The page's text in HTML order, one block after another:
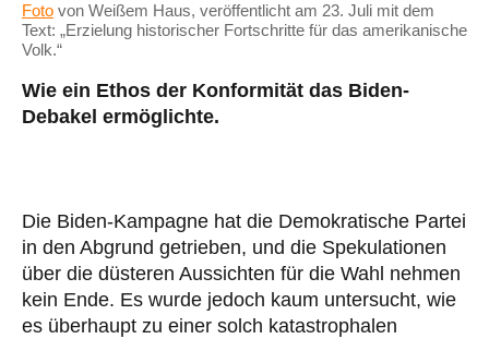
Foto von Weißem Haus, veröffentlicht am 23. Juli mit dem
Text: „Erzielung historischer Fortschritte für das amerikanische
Volk.“
Wie ein Ethos der Konformität das Biden-
Debakel ermöglichte.
Die Biden-Kampagne hat die Demokratische Partei
in den Abgrund getrieben, und die Spekulationen
über die düsteren Aussichten für die Wahl nehmen
kein Ende. Es wurde jedoch kaum untersucht, wie
es überhaupt zu einer solch katastrophalen